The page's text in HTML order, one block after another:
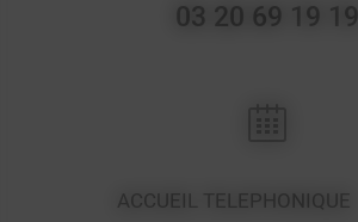
03 20 69 19 19
ACCUEIL TELEPHONIQUE